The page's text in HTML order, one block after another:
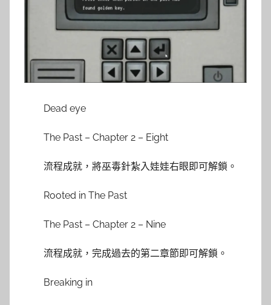
Dead eye
The Past – Chapter 2 – Eight
流程成就，將巫毒針紮入娃娃右眼即可解鎖。
Rooted in The Past
The Past – Chapter 2 – Nine
流程成就，完成過去的第二章節即可解鎖。
Breaking in